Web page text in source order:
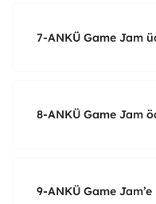
7-ANKÜ Game Jam
8-ANKÜ Game Jam
9-ANKÜ Game